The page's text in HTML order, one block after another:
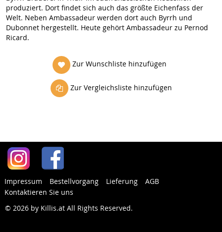
produziert. Dort findet sich auch das größte Eichenfass der
Welt. Neben Ambassadeur werden dort auch Byrrh und
Dubonnet hergestellt. Heute gehört Ambassadeur zu Pernod
Ricard.
Zur Wunschliste hinzufügen
Zur Vergleichsliste hinzufügen
Impressum Bestellvorgang Lieferung
AGB
Kontaktieren Sie uns
© 2026 by Killis.at All Rights Reserved.